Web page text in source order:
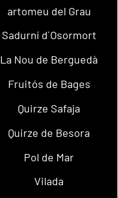
artomeu del Grau
Sadurní d´Osormort
La Nou de Berguedà
Fruitós de Bages
Quirze Safaja
Quirze de Besora
Pol de Mar
Vilada